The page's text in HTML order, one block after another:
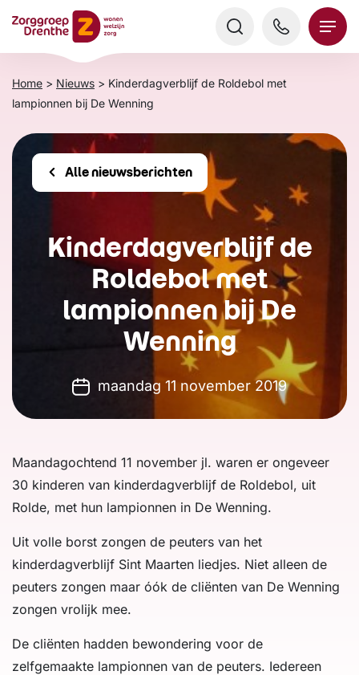
naar
content
Home > Nieuws > Kinderdagverblijf de Roldebol met
lampionnen bij De Wenning
Alle nieuwsberichten
Kinderdagverblijf de
Roldebol met
lampionnen bij De
Wenning
maandag 11 november 2019
Maandagochtend 11 november jl. waren er ongeveer
30 kinderen van kinderdagverblijf de Roldebol, uit
Rolde, met hun lampionnen in De Wenning.
Uit volle borst zongen de peuters van het
kinderdagverblijf Sint Maarten liedjes. Niet alleen de
peuters zongen maar óók de cliënten van De Wenning
zongen vrolijk mee.
De cliënten hadden bewondering voor de
zelfgemaakte lampionnen van de peuters. Iedereen